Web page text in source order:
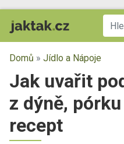
Domů » Jídlo a Nápoje
Jak uvařit
z dýně,
recept